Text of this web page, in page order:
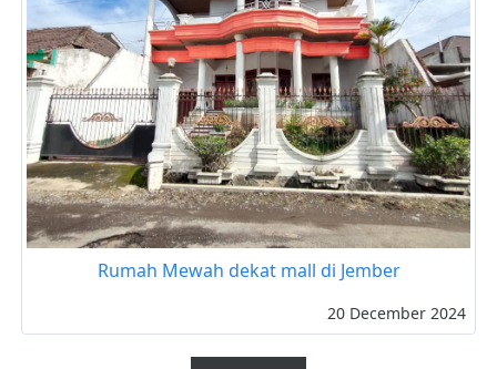
Rumah Mewah dekat mall di Jember
20 December 2024